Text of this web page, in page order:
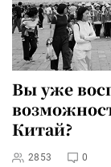
Вы уже
Китай?
2853 0